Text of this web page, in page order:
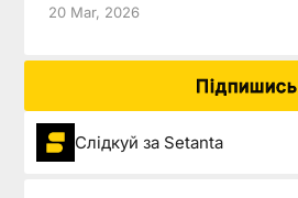
20 Mar, 2026
Підпишись
Слідкуй за Setanta